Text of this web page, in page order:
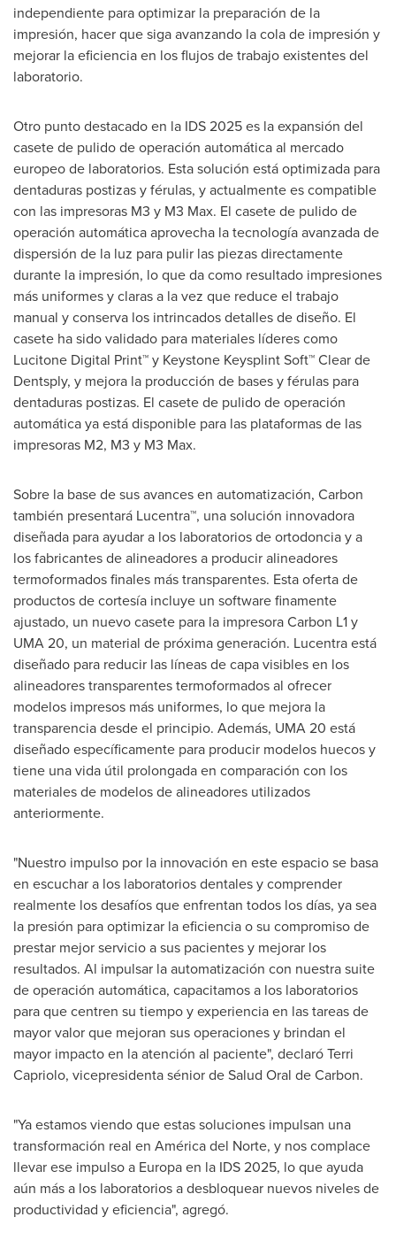
independiente para optimizar la preparación de la
impresión, hacer que siga avanzando la cola de impresión y
mejorar la eficiencia en los flujos de trabajo existentes del
laboratorio.
Otro punto destacado en la IDS 2025 es la expansión del
casete de pulido de operación automática al mercado
europeo de laboratorios. Esta solución está optimizada para
dentaduras postizas y férulas, y actualmente es compatible
con las impresoras M3 y M3 Max. El casete de pulido de
operación automática aprovecha la tecnología avanzada de
dispersión de la luz para pulir las piezas directamente
durante la impresión, lo que da como resultado impresiones
más uniformes y claras a la vez que reduce el trabajo
manual y conserva los intrincados detalles de diseño. El
casete ha sido validado para materiales líderes como
Lucitone Digital Print™ y Keystone Keysplint Soft™ Clear de
Dentsply, y mejora la producción de bases y férulas para
dentaduras postizas. El casete de pulido de operación
automática ya está disponible para las plataformas de las
impresoras M2, M3 y M3 Max.
Sobre la base de sus avances en automatización, Carbon
también presentará Lucentra™, una solución innovadora
diseñada para ayudar a los laboratorios de ortodoncia y a
los fabricantes de alineadores a producir alineadores
termoformados finales más transparentes. Esta oferta de
productos de cortesía incluye un software finamente
ajustado, un nuevo casete para la impresora Carbon L1 y
UMA 20, un material de próxima generación. Lucentra está
diseñado para reducir las líneas de capa visibles en los
alineadores transparentes termoformados al ofrecer
modelos impresos más uniformes, lo que mejora la
transparencia desde el principio. Además, UMA 20 está
diseñado específicamente para producir modelos huecos y
tiene una vida útil prolongada en comparación con los
materiales de modelos de alineadores utilizados
anteriormente.
"Nuestro impulso por la innovación en este espacio se basa
en escuchar a los laboratorios dentales y comprender
realmente los desafíos que enfrentan todos los días, ya sea
la presión para optimizar la eficiencia o su compromiso de
prestar mejor servicio a sus pacientes y mejorar los
resultados. Al impulsar la automatización con nuestra suite
de operación automática, capacitamos a los laboratorios
para que centren su tiempo y experiencia en las tareas de
mayor valor que mejoran sus operaciones y brindan el
mayor impacto en la atención al paciente", declaróTerri
Capriolo, vicepresidenta sénior de Salud Oral de Carbon.
"Ya estamos viendo que estas soluciones impulsan una
transformación real en América del Norte, y nos complace
llevar ese impulso a Europa en la IDS 2025, lo que ayuda
aún más a los laboratorios a desbloquear nuevos niveles de
productividad y eficiencia", agregó.